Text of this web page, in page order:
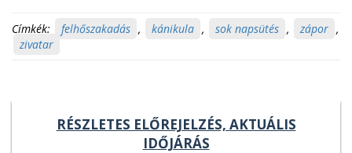
Címkék: felhőszakadás , kánikula , sok napsütés , zápor ,
zivatar
RÉSZLETES ELŐREJELZÉS, AKTUÁLIS
IDŐJÁRÁS